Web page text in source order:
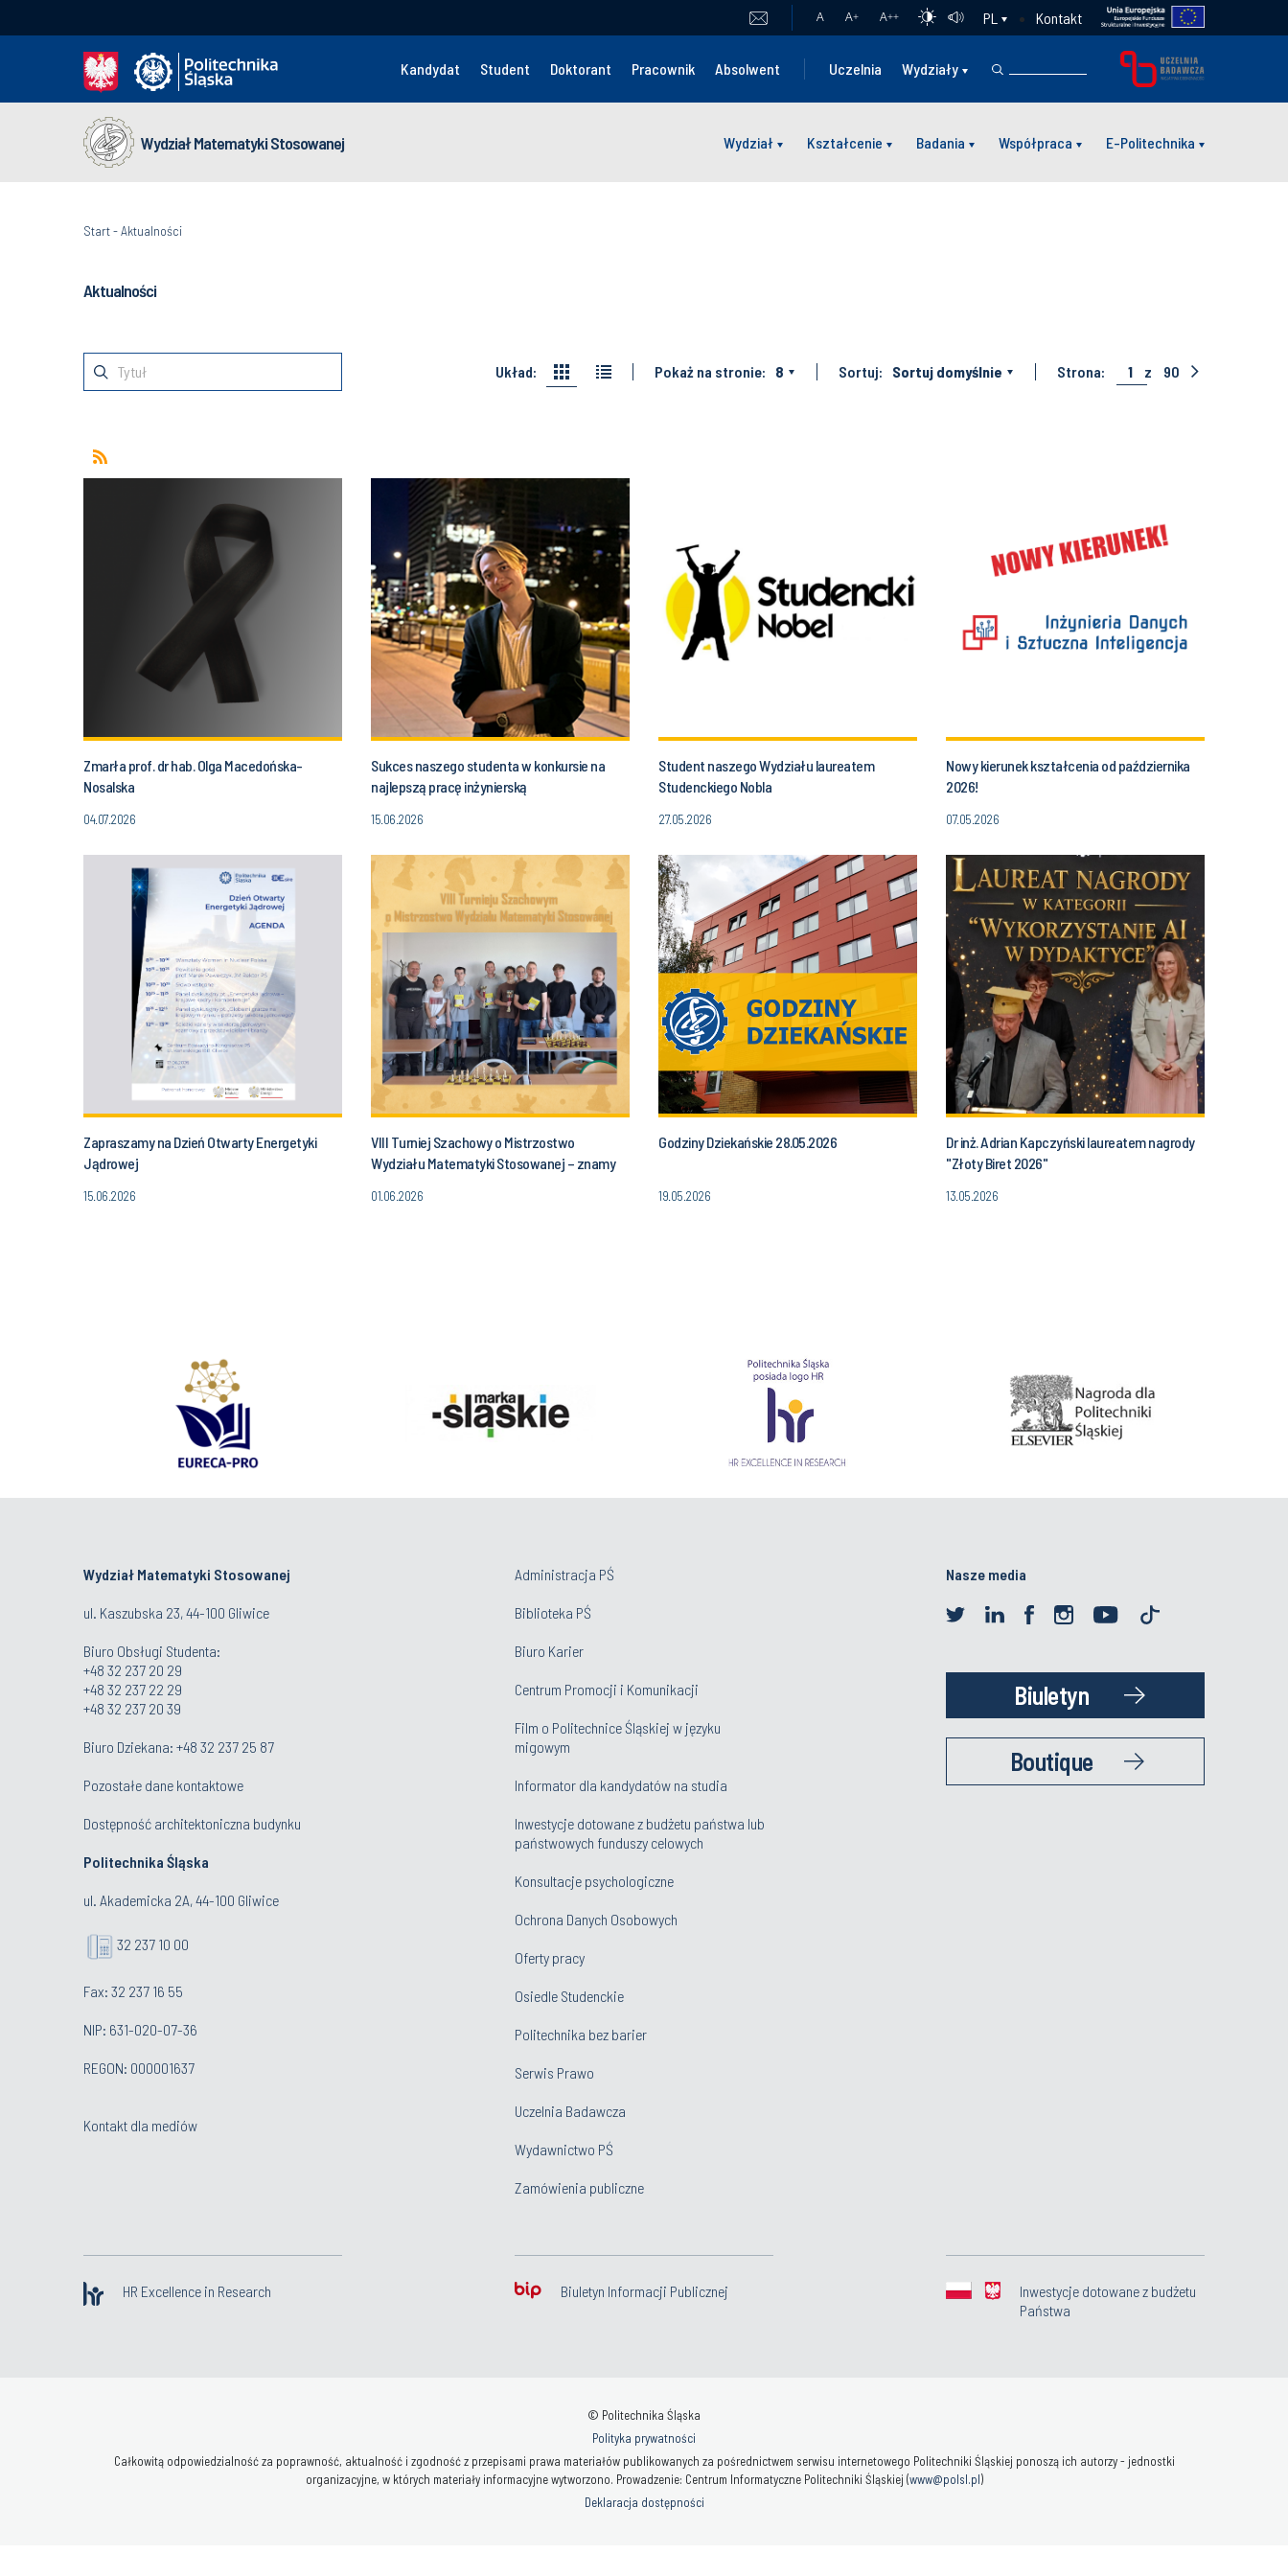
A A+ A++ PL Kontakt
Kandydat Student Doktorant Pracownik Absolwent Uczelnia Wydziały
Wydział Matematyki Stosowanej Wydział Kształcenie Badania Współpraca E-Politechnika
Start-Aktualności
Aktualności
Układ: Pokaż na stronie: 8 Sortuj: Sortuj domyślnie Strona: 1 z 90
Zmarła prof. dr hab. Olga Macedońska-
Nosalska
04.07.2026
Sukces naszego studenta w konkursie na
najlepszą pracę inżynierską
15.06.2026
Student naszego Wydziału laureatem
Studenckiego Nobla
27.05.2026
Nowy kierunek kształcenia od października
2026!
07.05.2026
Zapraszamy na Dzień Otwarty Energetyki
Jądrowej
15.06.2026
VIII Turniej Szachowy o Mistrzostwo
Wydziału Matematyki Stosowanej – znamy
01.06.2026
Godziny Dziekańskie 28.05.2026
19.05.2026
Dr inż. Adrian Kapczyński laureatem nagrody
"Złoty Biret 2026"
13.05.2026
Wydział Matematyki Stosowanej
ul. Kaszubska 23, 44-100 Gliwice
Biuro Obsługi Studenta:
+48 32 237 20 29
+48 32 237 22 29
+48 32 237 20 39
Biuro Dziekana: +48 32 237 25 87
Pozostałe dane kontaktowe
Dostępność architektoniczna budynku
Politechnika Śląska
ul. Akademicka 2A, 44-100 Gliwice
32 237 10 00
Fax: 32 237 16 55
NIP: 631-020-07-36
REGON: 000001637
Kontakt dla mediów
Administracja PŚ
Biblioteka PŚ
Biuro Karier
Centrum Promocji i Komunikacji
Film o Politechnice Śląskiej w języku
migowym
Informator dla kandydatów na studia
Inwestycje dotowane z budżetu państwa lub
państwowych funduszy celowych
Konsultacje psychologiczne
Ochrona Danych Osobowych
Oferty pracy
Osiedle Studenckie
Politechnika bez barier
Serwis Prawo
Uczelnia Badawcza
Wydawnictwo PŚ
Zamówienia publiczne
Nasze media
Biuletyn
Boutique
HR Excellence in Research Biuletyn Informacji Publicznej
Inwestycje dotowane z budżetu
Państwa
© Politechnika Śląska
Polityka prywatności
Całkowitą odpowiedzialność za poprawność, aktualność i zgodność z przepisami prawa materiałów publikowanych za pośrednictwem serwisu internetowego Politechniki Śląskiej ponoszą ich autorzy - jednostki
organizacyjne, w których materiały informacyjne wytworzono. Prowadzenie: Centrum Informatyczne Politechniki Śląskiej (www@polsl.pl)
Deklaracja dostępności